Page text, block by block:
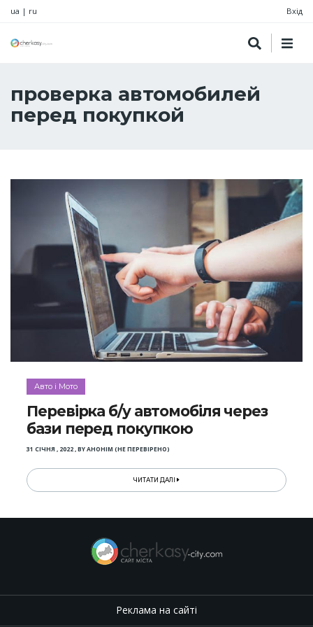
ua | ru Вхід
проверка автомобилей
перед покупкой
Авто і Мото
Перевірка б/у автомобіля через
бази перед покупкою
31 СІЧНЯ , 2022,BYАНОНІМ (НЕ ПЕРЕВІРЕНО)
ЧИТАТИ ДАЛІ
Реклама на сайті